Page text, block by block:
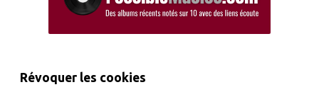
Révoquer les cookies